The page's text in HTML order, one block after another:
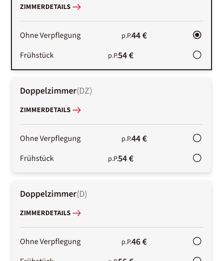
ZIMMERDETAILS
Ohne Verpflegung p.P.44 €
Frühstück p.P.54 €
Doppelzimmer(DZ)
ZIMMERDETAILS
Ohne Verpflegung p.P.44 €
Frühstück p.P.54 €
Doppelzimmer(D)
ZIMMERDETAILS
Ohne Verpflegung p.P.46 €